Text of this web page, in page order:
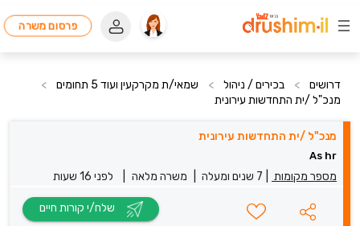
פרסום משרה
דרושים > בכירים / ניהול > שמאי/ת מקרקעין ועוד 5 תחומים
>
מנכ"ל /ית התחדשות עירונית
מנכ"ל /ית התחדשות עירונית
As hr
מספר מקומות 7 שנים ומעלה משרה מלאה לפני 16 שעות